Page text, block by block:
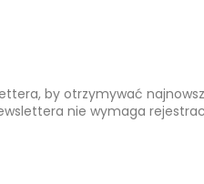
by otrzymywać
nie wymaga